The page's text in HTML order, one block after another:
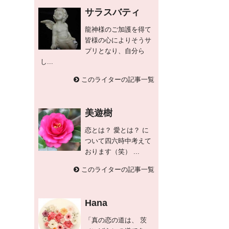
サラスバティ
龍神様のご加護を得て
皆様の心によりそうサ
プリとなり、自分ら
し...
このライターの記事一覧
美遊樹
恋とは？ 愛とは？ に
ついて四六時中考えて
おります（笑） ...
このライターの記事一覧
Hana
「真の恋の道は、 茨